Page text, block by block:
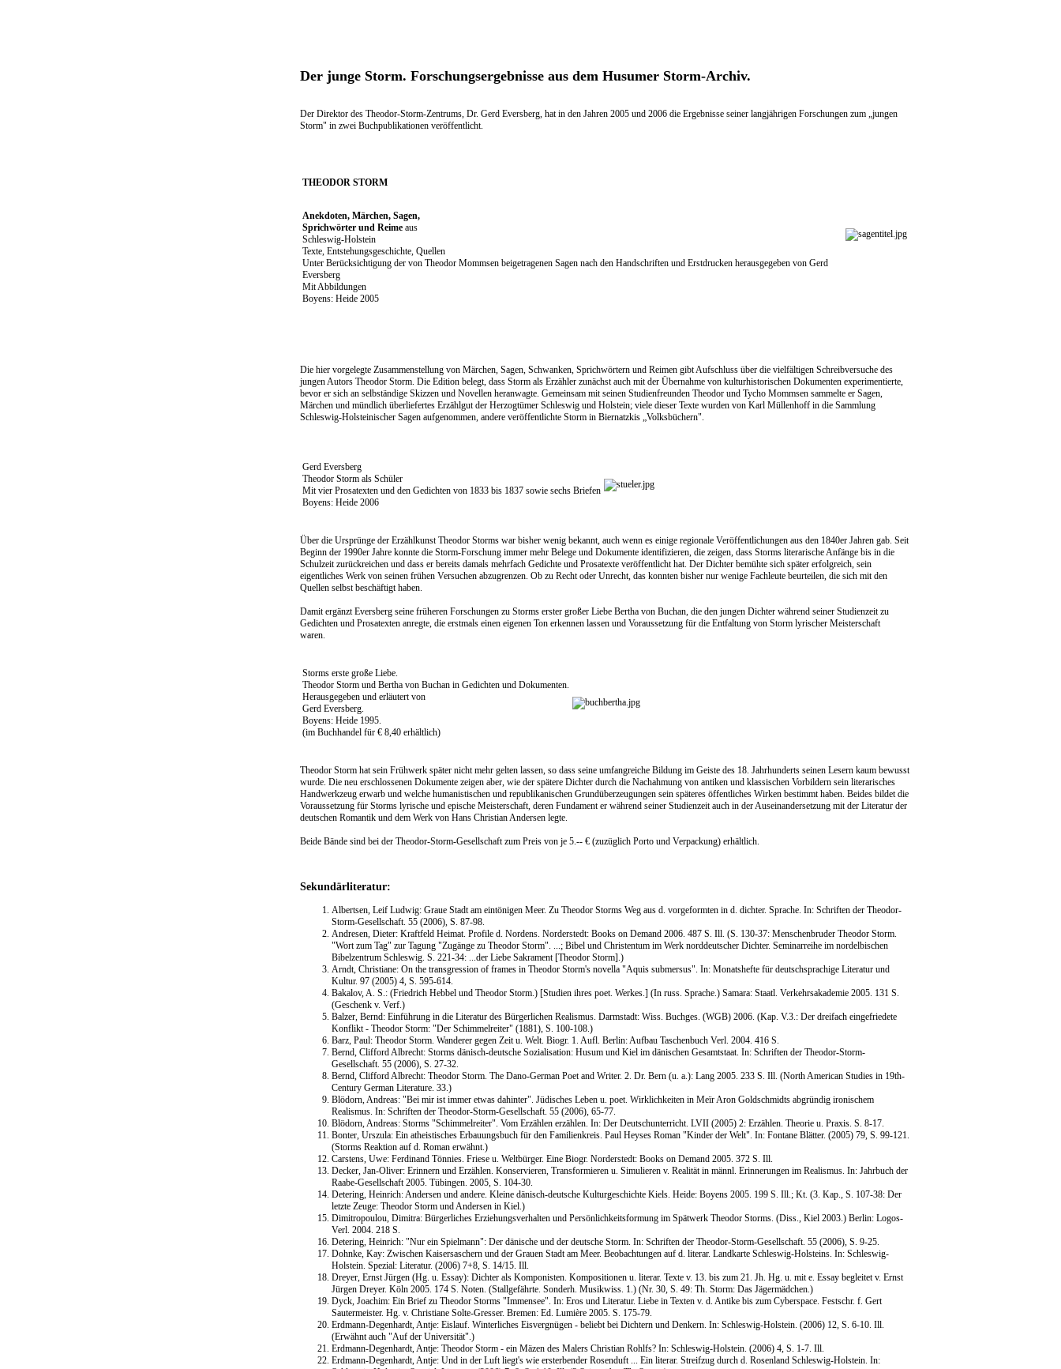
Der junge Storm. Forschungsergebnisse aus dem Husumer Storm-Archiv.
Der Direktor des Theodor-Storm-Zentrums, Dr. Gerd Eversberg, hat in den Jahren 2005 und 2006 die Ergebnisse seiner langjährigen Forschungen zum „jungen
Storm" in zwei Buchpublikationen veröffentlicht.
THEODOR STORM
Anekdoten, Märchen, Sagen,
Sprichwörter und Reime aus
Schleswig-Holstein
Texte, Entstehungsgeschichte, Quellen
Unter Berücksichtigung der von Theodor Mommsen beigetragenen Sagen nach den Handschriften und Erstdrucken herausgegeben von Gerd
Eversberg
Mit Abbildungen
Boyens: Heide 2005
Die hier vorgelegte Zusammenstellung von Märchen, Sagen, Schwanken, Sprichwörtern und Reimen gibt Aufschluss über die vielfältigen Schreibversuche des
jungen Autors Theodor Storm. Die Edition belegt, dass Storm als Erzähler zunächst auch mit der Übernahme von kulturhistorischen Dokumenten experimentierte,
bevor er sich an selbständige Skizzen und Novellen heranwagte. Gemeinsam mit seinen Studienfreunden Theodor und Tycho Mommsen sammelte er Sagen,
Märchen und mündlich überliefertes Erzählgut der Herzogtümer Schleswig und Holstein; viele dieser Texte wurden von Karl Müllenhoff in die Sammlung
Schleswig-Holsteinischer Sagen aufgenommen, andere veröffentlichte Storm in Biernatzkis „Volksbüchern".
Gerd Eversberg
Theodor Storm als Schüler
Mit vier Prosatexten und den Gedichten von 1833 bis 1837 sowie sechs Briefen
Boyens: Heide 2006
Über die Ursprünge der Erzählkunst Theodor Storms war bisher wenig bekannt, auch wenn es einige regionale Veröffentlichungen aus den 1840er Jahren gab. Seit
Beginn der 1990er Jahre konnte die Storm-Forschung immer mehr Belege und Dokumente identifizieren, die zeigen, dass Storms literarische Anfänge bis in die
Schulzeit zurückreichen und dass er bereits damals mehrfach Gedichte und Prosatexte veröffentlicht hat. Der Dichter bemühte sich später erfolgreich, sein
eigentliches Werk von seinen frühen Versuchen abzugrenzen. Ob zu Recht oder Unrecht, das konnten bisher nur wenige Fachleute beurteilen, die sich mit den
Quellen selbst beschäftigt haben.
Damit ergänzt Eversberg seine früheren Forschungen zu Storms erster großer Liebe Bertha von Buchan, die den jungen Dichter während seiner Studienzeit zu
Gedichten und Prosatexten anregte, die erstmals einen eigenen Ton erkennen lassen und Voraussetzung für die Entfaltung von Storm lyrischer Meisterschaft
waren.
Storms erste große Liebe.
Theodor Storm und Bertha von Buchan in Gedichten und Dokumenten.
Herausgegeben und erläutert von
Gerd Eversberg.
Boyens: Heide 1995.
(im Buchhandel für € 8,40 erhältlich)
Theodor Storm hat sein Frühwerk später nicht mehr gelten lassen, so dass seine umfangreiche Bildung im Geiste des 18. Jahrhunderts seinen Lesern kaum bewusst
wurde. Die neu erschlossenen Dokumente zeigen aber, wie der spätere Dichter durch die Nachahmung von antiken und klassischen Vorbildern sein literarisches
Handwerkzeug erwarb und welche humanistischen und republikanischen Grundüberzeugungen sein späteres öffentliches Wirken bestimmt haben. Beides bildet die
Voraussetzung für Storms lyrische und epische Meisterschaft, deren Fundament er während seiner Studienzeit auch in der Auseinandersetzung mit der Literatur der
deutschen Romantik und dem Werk von Hans Christian Andersen legte.
Beide Bände sind bei der Theodor-Storm-Gesellschaft zum Preis von je 5.-- € (zuzüglich Porto und Verpackung) erhältlich.
Sekundärliteratur:
Albertsen, Leif Ludwig: Graue Stadt am eintönigen Meer. Zu Theodor Storms Weg aus d. vorgeformten in d. dichter. Sprache. In: Schriften der Theodor-
Storm-Gesellschaft. 55 (2006), S. 87-98.
Andresen, Dieter: Kraftfeld Heimat. Profile d. Nordens. Norderstedt: Books on Demand 2006. 487 S. Ill. (S. 130-37: Menschenbruder Theodor Storm.
"Wort zum Tag" zur Tagung "Zugänge zu Theodor Storm". ...; Bibel und Christentum im Werk norddeutscher Dichter. Seminarreihe im nordelbischen
Bibelzentrum Schleswig. S. 221-34: ...der Liebe Sakrament [Theodor Storm].)
Arndt, Christiane: On the transgression of frames in Theodor Storm's novella "Aquis submersus". In: Monatshefte für deutschsprachige Literatur und
Kultur. 97 (2005) 4, S. 595-614.
Bakalov, A. S.: (Friedrich Hebbel und Theodor Storm.) [Studien ihres poet. Werkes.] (In russ. Sprache.) Samara: Staatl. Verkehrsakademie 2005. 131 S.
(Geschenk v. Verf.)
Balzer, Bernd: Einführung in die Literatur des Bürgerlichen Realismus. Darmstadt: Wiss. Buchges. (WGB) 2006. (Kap. V.3.: Der dreifach eingefriedete
Konflikt - Theodor Storm: "Der Schimmelreiter" (1881), S. 100-108.)
Barz, Paul: Theodor Storm. Wanderer gegen Zeit u. Welt. Biogr. 1. Aufl. Berlin: Aufbau Taschenbuch Verl. 2004. 416 S.
Bernd, Clifford Albrecht: Storms dänisch-deutsche Sozialisation: Husum und Kiel im dänischen Gesamtstaat. In: Schriften der Theodor-Storm-
Gesellschaft. 55 (2006), S. 27-32.
Bernd, Clifford Albrecht: Theodor Storm. The Dano-German Poet and Writer. 2. Dr. Bern (u. a.): Lang 2005. 233 S. Ill. (North American Studies in 19th-
Century German Literature. 33.)
Blödorn, Andreas: "Bei mir ist immer etwas dahinter". Jüdisches Leben u. poet. Wirklichkeiten in Meïr Aron Goldschmidts abgründig ironischem
Realismus. In: Schriften der Theodor-Storm-Gesellschaft. 55 (2006), 65-77.
Blödorn, Andreas: Storms "Schimmelreiter". Vom Erzählen erzählen. In: Der Deutschunterricht. LVII (2005) 2: Erzählen. Theorie u. Praxis. S. 8-17.
Bonter, Urszula: Ein atheistisches Erbauungsbuch für den Familienkreis. Paul Heyses Roman "Kinder der Welt". In: Fontane Blätter. (2005) 79, S. 99-121.
(Storms Reaktion auf d. Roman erwähnt.)
Carstens, Uwe: Ferdinand Tönnies. Friese u. Weltbürger. Eine Biogr. Norderstedt: Books on Demand 2005. 372 S. Ill.
Decker, Jan-Oliver: Erinnern und Erzählen. Konservieren, Transformieren u. Simulieren v. Realität in männl. Erinnerungen im Realismus. In: Jahrbuch der
Raabe-Gesellschaft 2005. Tübingen. 2005, S. 104-30.
Detering, Heinrich: Andersen und andere. Kleine dänisch-deutsche Kulturgeschichte Kiels. Heide: Boyens 2005. 199 S. Ill.; Kt. (3. Kap., S. 107-38: Der
letzte Zeuge: Theodor Storm und Andersen in Kiel.)
Dimitropoulou, Dimitra: Bürgerliches Erziehungsverhalten und Persönlichkeitsformung im Spätwerk Theodor Storms. (Diss., Kiel 2003.) Berlin: Logos-
Verl. 2004. 218 S.
Detering, Heinrich: "Nur ein Spielmann": Der dänische und der deutsche Storm. In: Schriften der Theodor-Storm-Gesellschaft. 55 (2006), S. 9-25.
Dohnke, Kay: Zwischen Kaisersaschern und der Grauen Stadt am Meer. Beobachtungen auf d. literar. Landkarte Schleswig-Holsteins. In: Schleswig-
Holstein. Spezial: Literatur. (2006) 7+8, S. 14/15. Ill.
Dreyer, Ernst Jürgen (Hg. u. Essay): Dichter als Komponisten. Kompositionen u. literar. Texte v. 13. bis zum 21. Jh. Hg. u. mit e. Essay begleitet v. Ernst
Jürgen Dreyer. Köln 2005. 174 S. Noten. (Stallgefährte. Sonderh. Musikwiss. 1.) (Nr. 30, S. 49: Th. Storm: Das Jägermädchen.)
Dyck, Joachim: Ein Brief zu Theodor Storms "Immensee". In: Eros und Literatur. Liebe in Texten v. d. Antike bis zum Cyberspace. Festschr. f. Gert
Sautermeister. Hg. v. Christiane Solte-Gresser. Bremen: Ed. Lumière 2005. S. 175-79.
Erdmann-Degenhardt, Antje: Eislauf. Winterliches Eisvergnügen - beliebt bei Dichtern und Denkern. In: Schleswig-Holstein. (2006) 12, S. 6-10. Ill.
(Erwähnt auch "Auf der Universität".)
Erdmann-Degenhardt, Antje: Theodor Storm - ein Mäzen des Malers Christian Rohlfs? In: Schleswig-Holstein. (2006) 4, S. 1-7. Ill.
Erdmann-Degenhardt, Antje: Und in der Luft liegt's wie ersterbender Rosenduft ... Ein literar. Streifzug durch d. Rosenland Schleswig-Holstein. In: